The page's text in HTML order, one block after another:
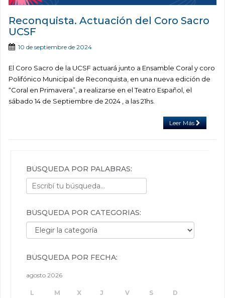
Reconquista. Actuación del Coro Sacro
UCSF
10 de septiembre de 2024
El Coro Sacro de la UCSF actuará junto a Ensamble Coral y coro
Polifónico Municipal de Reconquista, en una nueva edición de
“Coral en Primavera”, a realizarse en el Teatro Español, el
sábado 14 de Septiembre de 2024 , a las 21hs.
Leer Más
BÚSQUEDA POR PALABRAS:
BÚSQUEDA POR CATEGORÍAS:
Búsqueda por categorías:
BÚSQUEDA POR FECHA:
agosto 2026
L M X J V S D